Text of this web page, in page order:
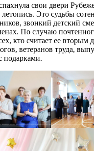
свои двери
Это судьбы
звонкий детский
По случаю
кто считает ее
ветеранов труда,
подарками.